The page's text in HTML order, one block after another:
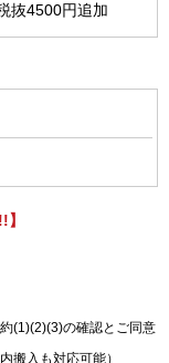
抜4500円追加
(1)(2)(3)の確認とご同意
搬入も対応可能）